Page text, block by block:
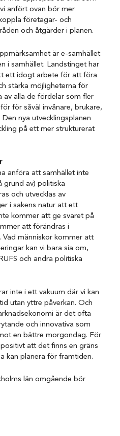
anfört ovan bör mer
företagar- och
och åtgärder i planen.
är e-samhället
i samhället. Landstinget har
ett idogt arbete för att föra
stärka möjligheterna för
av alla de fördelar som fler
för såväl invånare, brukare,
nya utvecklingsplanen
på ett mer strukturerat
anföra att samhället inte
grund av) politiska
och utvecklas av
i sakens natur att ett
kommer att ge svaret på
att förändras i
människor kommer att
kan vi bara sia om,
och andra politiska
inte i ett vakuum där vi kan
utan yttre påverkan. Och
är det ofta
och innovativa som
en bättre morgondag. För
att det finns en gräns
kan planera för framtiden.
län omgående bör